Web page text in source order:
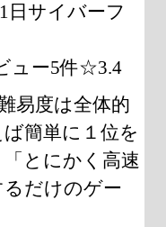
日サイバーフ
ュー5件☆3.4
易度は全体的
簡単に１位を
とにかく高速
だけのゲー